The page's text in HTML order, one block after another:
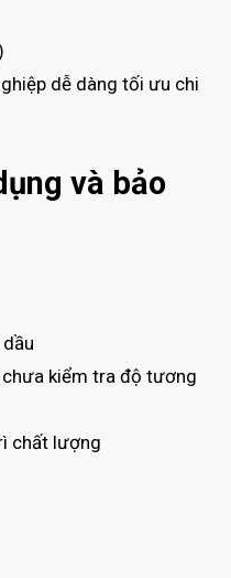
dễ dàng tối ưu chi
và bảo
kiểm tra độ tương
chất lượng